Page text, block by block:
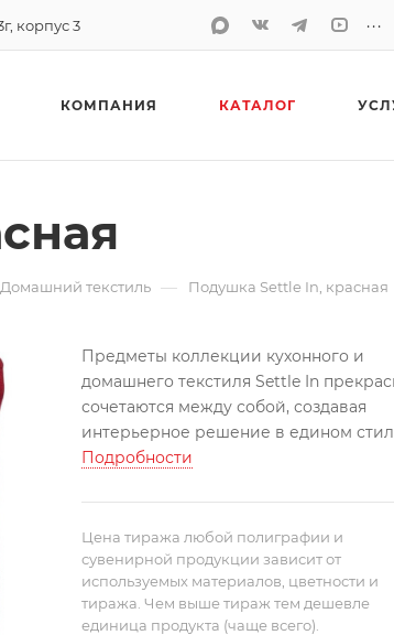
корпус 3 ...
КОМПАНИЯ КАТАЛОГ
Домашний текстиль — Подушка Settle In, красная
Предметы коллекции кухонного и
домашнего текстиля Settle In
сочетаются между собой, создавая
интерьерное решение в едином
Износостойкая ткань, имитирующая
воды, что делает ее применение для
кухни и дома практичным, а уход —
легким.
Подробности
Цена тиража любой полиграфии и
сувенирной продукции зависит от
используемых материалов, цветности и
тиража. Чем выше тираж тем дешевле
единица продукта (чаще всего).